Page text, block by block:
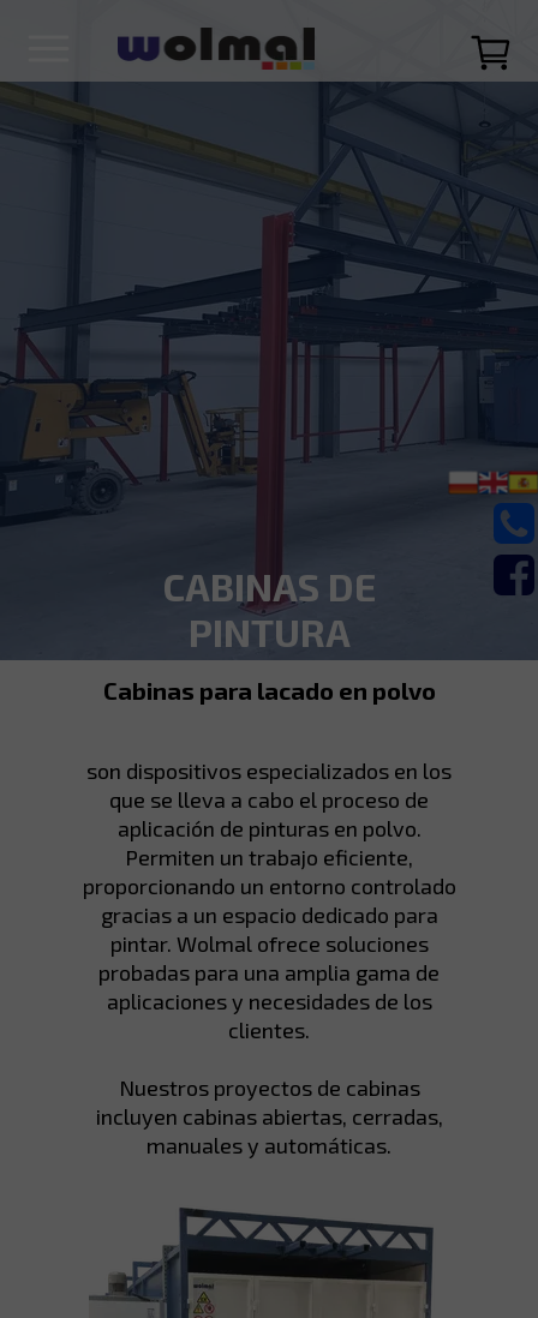
CABINAS DE
PINTURA
Cabinas para lacado en polvo
son dispositivos especializados en los
que se lleva a cabo el proceso de
aplicación de pinturas en polvo.
Permiten un trabajo eficiente,
proporcionando un entorno controlado
gracias a un espacio dedicado para
pintar. Wolmal ofrece soluciones
probadas para una amplia gama de
aplicaciones y necesidades de los
clientes.
Nuestros proyectos de cabinas
incluyen cabinas abiertas, cerradas,
manuales y automáticas.